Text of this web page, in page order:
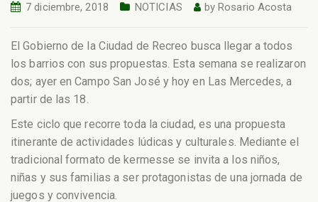
7 diciembre, 2018 NOTICIAS byRosario Acosta
El Gobierno de la Ciudad de Recreo busca llegar a todos
los barrios con sus propuestas. Esta semana se realizaron
dos; ayer en Campo San José y hoy en Las Mercedes, a
partir de las 18.
Este ciclo que recorre toda la ciudad, es una propuesta
itinerante de actividades lúdicas y culturales. Mediante el
tradicional formato de kermesse se invita a los niños,
niñas y sus familias a ser protagonistas de una jornada de
juegos y convivencia.